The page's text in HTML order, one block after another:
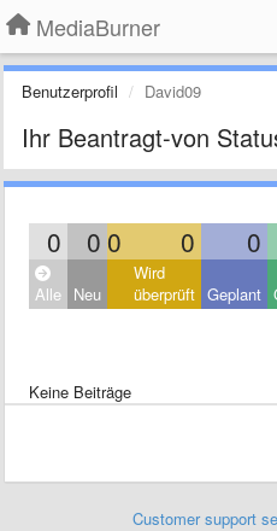
MediaBurner
Benutzerprofil David09
Ihr Beantragt-von
0 0 0 0 0
Alle Neu
Wird
überprüft Geplant
Keine Beiträge
Customer support